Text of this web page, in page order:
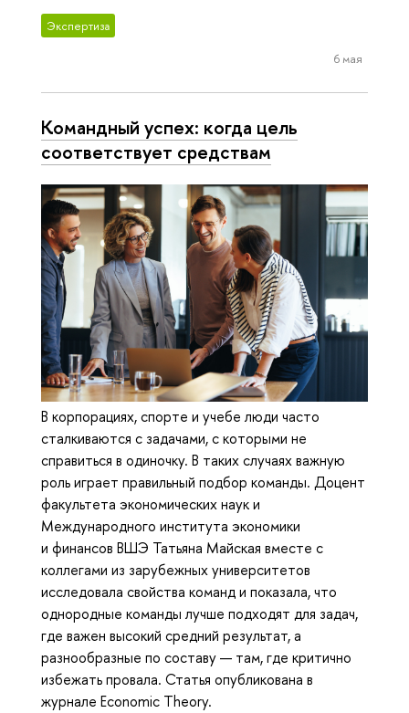
Экспертиза
6 мая
Командный успех: когда цель
соответствует средствам
В корпорациях, спорте и учебе люди часто
сталкиваются с задачами, с которыми не
справиться в одиночку. В таких случаях важную
роль играет правильный подбор команды. Доцент
факультета экономических наук и
Международного института экономики
и финансов ВШЭ Татьяна Майская вместе с
коллегами из зарубежных университетов
исследовала свойства команд и показала, что
однородные команды лучше подходят для задач,
где важен высокий средний результат, а
разнообразные по составу — там, где критично
избежать провала. Статья опубликована в
журнале Economic Theory.